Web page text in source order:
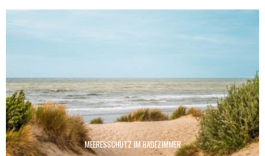
MEERESSCHUTZ IM BADEZIMMER